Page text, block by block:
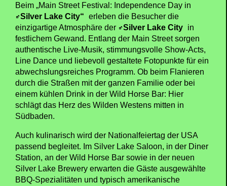
Beim „Main Street Festival: Independence Day in
Silver Lake City“ erleben die Besucher die
einzigartige Atmosphäre der
Silver Lake City in
festlichem Gewand. Entlang der Main Street sorgen
authentische Live-Musik, stimmungsvolle Show-Acts,
Line Dance und liebevoll gestaltete Fotopunkte für ein
abwechslungsreiches Programm. Ob beim Flanieren
durch die Straßen mit der ganzen Familie oder bei
einem kühlen Drink in der Wild Horse Bar: Hier
schlägt das Herz des Wilden Westens mitten in
Südbaden.
Auch kulinarisch wird der Nationalfeiertag der USA
passend begleitet. Im Silver Lake Saloon, in der Diner
Station, an der Wild Horse Bar sowie in der neuen
Silver Lake Brewery erwarten die Gäste ausgewählte
BBQ-Spezialitäten und typisch amerikanische